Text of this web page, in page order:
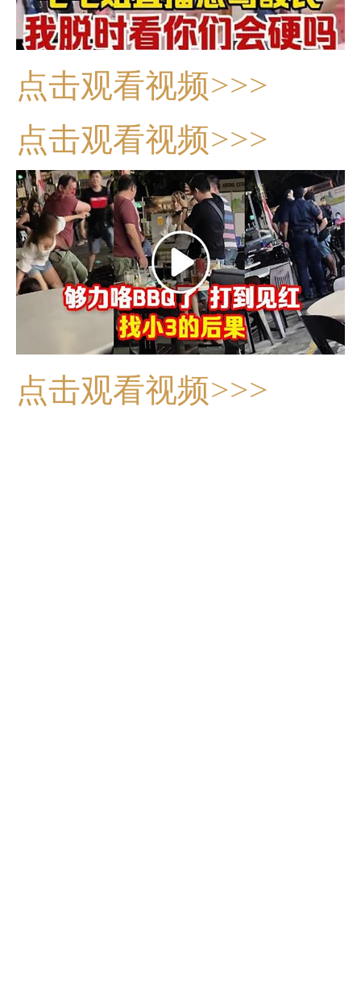
点击观看视频>>>
点击观看视频>>>
点击观看视频>>>